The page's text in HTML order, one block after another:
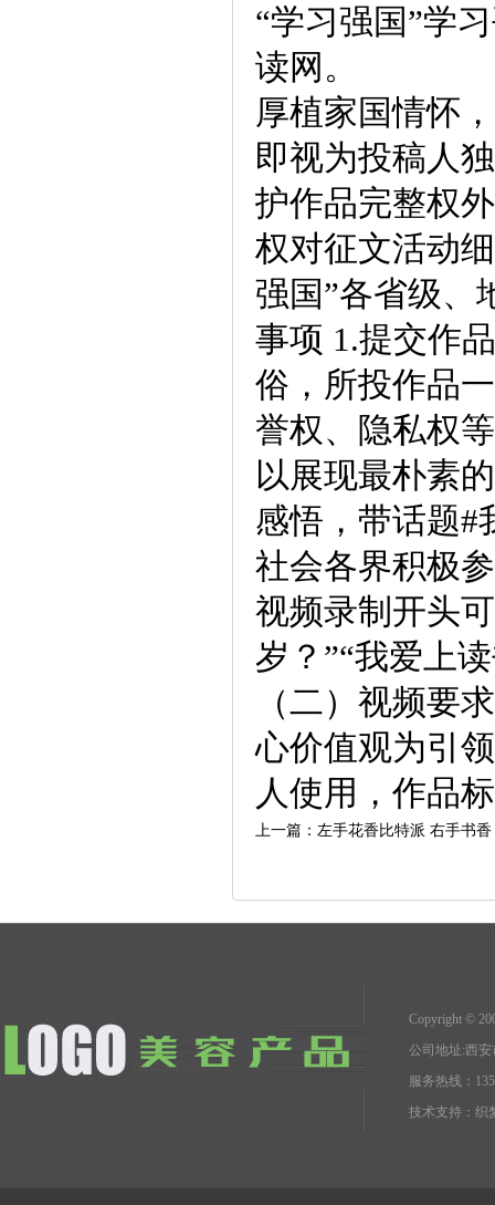
“学习强国”学
读网。
厚植家国情怀
即视为投稿人
护作品完整权
权对征文活动
强国”各省级、
事项 1.提交作
俗，所投作品
誉权、隐私权
以展现最朴素
感悟，带话题#
社会各界积极
视频录制开头
岁？”“我爱上
（二）视频要
心价值观为引
人使用，作品
上一篇： 左手花香比特派 右手书香
Copyright ©
公司地址:西
服务热线：
技术支持： 织